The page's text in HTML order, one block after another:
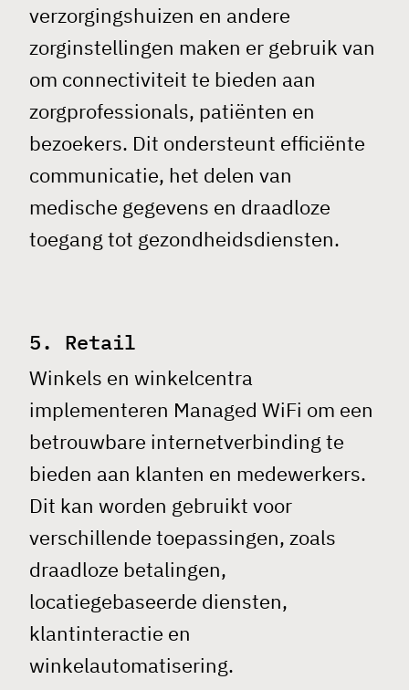
verzorgingshuizen en andere
zorginstellingen maken er gebruik van
om connectiviteit te bieden aan
zorgprofessionals, patiënten en
bezoekers. Dit ondersteunt efficiënte
communicatie, het delen van
medische gegevens en draadloze
toegang tot gezondheidsdiensten.
5. Retail
Winkels en winkelcentra
implementeren Managed WiFi om een
betrouwbare internetverbinding te
bieden aan klanten en medewerkers.
Dit kan worden gebruikt voor
verschillende toepassingen, zoals
draadloze betalingen,
locatiegebaseerde diensten,
klantinteractie en
winkelautomatisering.